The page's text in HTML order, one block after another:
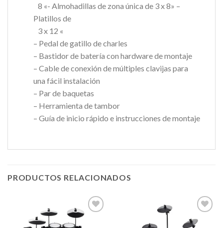
8 «- Almohadillas de zona única de 3 x 8» –
Platillos de
3 x 12 «
– Pedal de gatillo de charles
– Bastidor de batería con hardware de montaje
– Cable de conexión de múltiples clavijas para
una fácil instalación
– Par de baquetas
– Herramienta de tambor
– Guía de inicio rápido e instrucciones de montaje
PRODUCTOS RELACIONADOS